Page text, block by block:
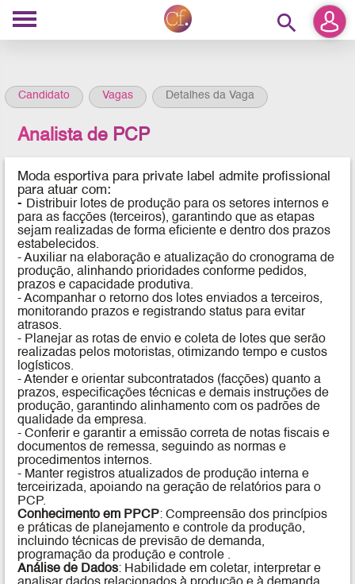
search
Candidato Vagas Detalhes da Vaga
Analista de PCP
Moda esportiva para private label admite profissional
para atuar com:
- Distribuir lotes de produção para os setores internos e
para as facções (terceiros), garantindo que as etapas
sejam realizadas de forma eficiente e dentro dos prazos
estabelecidos.
- Auxiliar na elaboração e atualização do cronograma de
produção, alinhando prioridades conforme pedidos,
prazos e capacidade produtiva.
- Acompanhar o retorno dos lotes enviados a terceiros,
monitorando prazos e registrando status para evitar
atrasos.
- Planejar as rotas de envio e coleta de lotes que serão
realizadas pelos motoristas, otimizando tempo e custos
logísticos.
- Atender e orientar subcontratados (facções) quanto a
prazos, especificações técnicas e demais instruções de
produção, garantindo alinhamento com os padrões de
qualidade da empresa.
- Conferir e garantir a emissão correta de notas fiscais e
documentos de remessa, seguindo as normas e
procedimentos internos.
- Manter registros atualizados de produção interna e
terceirizada, apoiando na geração de relatórios para o
PCP.
Conhecimento em PPCP: Compreensão dos princípios
e práticas de planejamento e controle da produção,
incluindo técnicas de previsão de demanda,
programação da produção e controle .
Análise de Dados: Habilidade em coletar, interpretar e